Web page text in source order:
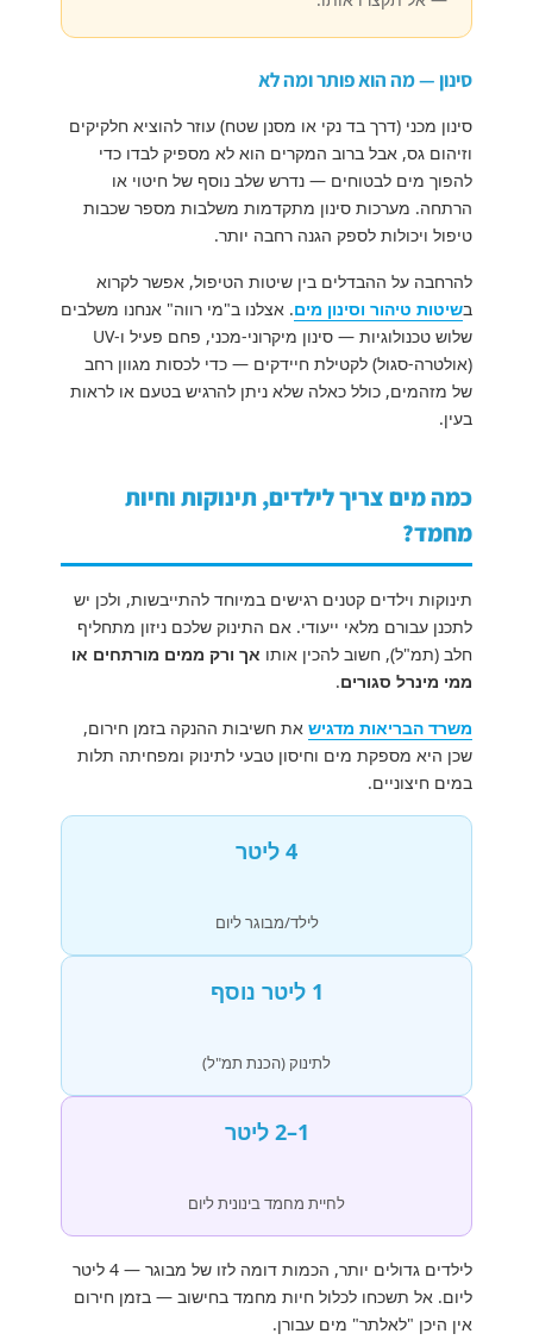
סינון — מה הוא פותר ומה לא
סינון מכני (דרך בד נקי או מסנן שטח) עוזר להוציא חלקיקים
וזיהום גס, אבל ברוב המקרים הוא לא מספיק לבדו כדי
להפוך מים לבטוחים — נדרש שלב נוסף של חיטוי או
הרתחה. מערכות סינון מתקדמות משלבות מספר שכבות
טיפול ויכולות לספק הגנה רחבה יותר.
להרחבה על ההבדלים בין שיטות הטיפול, אפשר לקרוא
בשיטות טיהור וסינון מים. אצלנו ב"מי רווה" אנחנו משלבים
שלוש טכנולוגיות — סינון מיקרוני-מכני, פחם פעיל ו-UV
(אולטרה-סגול) לקטילת חיידקים — כדי לכסות מגוון רחב
של מזהמים, כולל כאלה שלא ניתן להרגיש בטעם או לראות
בעין.
כמה מים צריך לילדים, תינוקות וחיות
מחמד?
תינוקות וילדים קטנים רגישים במיוחד להתייבשות, ולכן יש
לתכנן עבורם מלאי ייעודי. אם התינוק שלכם ניזון מתחליף
חלב (תמ"ל), חשוב להכין אותו אך ורק ממים מורתחים או
ממי מינרל סגורים.
משרד הבריאות מדגיש את חשיבות ההנקה בזמן חירום,
שכן היא מספקת מים וחיסון טבעי לתינוק ומפחיתה תלות
במים חיצוניים.
4 ליטר
לילד/מבוגר ליום
1 ליטר נוסף
לתינוק (הכנת תמ"ל)
1–2 ליטר
לחיית מחמד בינונית ליום
לילדים גדולים יותר, הכמות דומה לזו של מבוגר — 4 ליטר
ליום. אל תשכחו לכלול חיות מחמד בחישוב — בזמן חירום
אין היכן "לאלתר" מים עבורן.